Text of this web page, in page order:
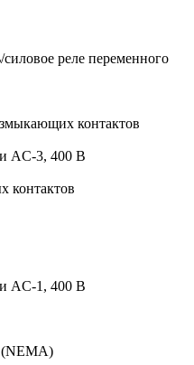
реле переменного
контактов
AC-3, 400 В
контактов
AC-1, 400 В
(NEMA)